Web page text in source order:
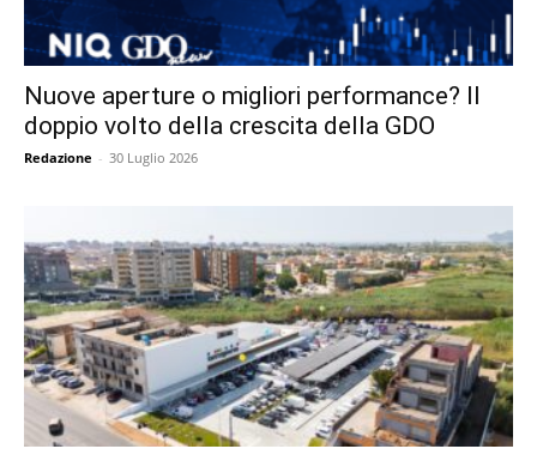
Nuove aperture o migliori performance? Il
doppio volto della crescita della GDO
Redazione - 30 Luglio 2026